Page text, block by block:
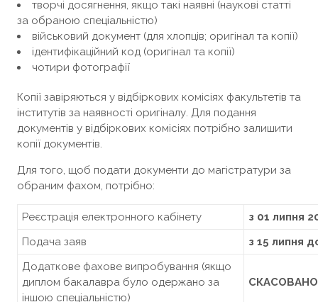
творчі досягнення, якщо такі наявні (наукові статті
за обраною спеціальністю)
військовий документ (для хлопців; оригінал та копії)
ідентифікаційний код (оригінал та копії)
чотири фотографії
Копії завіряються у відбіркових комісіях факультетів та
інститутів за наявності оригіналу. Для подання
документів у відбіркових комісіях потрібно залишити
копії документів.
Для того, щоб подати документи до магістратури за
обраним фахом, потрібно:
Реєстрація електронного кабінету
з 01 липня
Подача заяв
з 15 липня
Додаткове фахове випробування (якщо
диплом бакалавра було одержано за
іншою спеціальністю)
СКАСОВАНО